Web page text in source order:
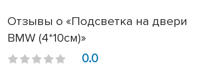
Отзывы о «Подсветка на двери
BMW (4*10см)»
0.0